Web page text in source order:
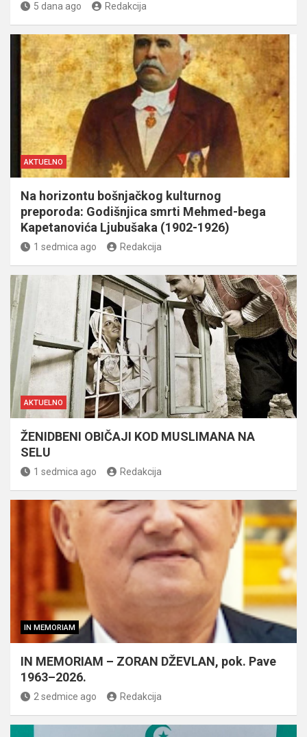
5 dana ago Redakcija
AKTUELNO
Na horizontu bošnjačkog kulturnog
preporoda: Godišnjica smrti Mehmed-bega
Kapetanovića Ljubušaka (1902-1926)
1 sedmica ago Redakcija
AKTUELNO
ŽENIDBENI OBIČAJI KOD MUSLIMANA NA
SELU
1 sedmica ago Redakcija
IN MEMORIAM
IN MEMORIAM – ZORAN DŽEVLAN, pok. Pave
1963–2026.
2 sedmice ago Redakcija